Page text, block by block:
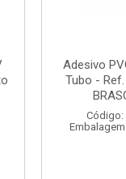
Adesivo
Tubo -
Código: